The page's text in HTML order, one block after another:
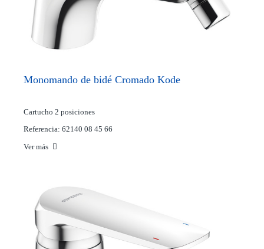
Monomando de bidé Cromado Kode
Cartucho 2 posiciones
Referencia: 62140 08 45 66
Ver más